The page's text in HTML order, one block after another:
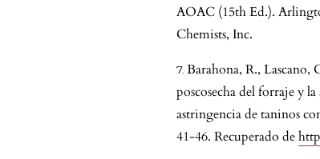
AOAC (15th Ed.).
Chemists, Inc.
Barahona, R., Lascano,
poscosecha del forraje y
astringencia de taninos
41-46. Recuperado de